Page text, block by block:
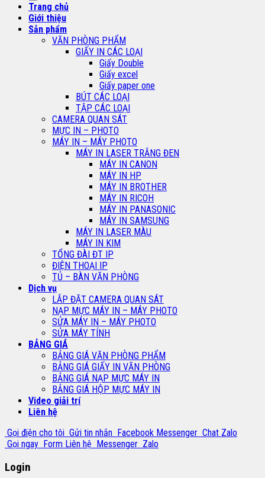
Trang chủ
Giới thiệu
Sản phẩm
VĂN PHÒNG PHẨM
GIẤY IN CÁC LOẠI
Giấy Double
Giấy excel
Giấy paper one
BÚT CÁC LOẠI
TẬP CÁC LOẠI
CAMERA QUAN SÁT
MỰC IN – PHOTO
MÁY IN – MÁY PHOTO
MÁY IN LASER TRẮNG ĐEN
MÁY IN CANON
MÁY IN HP
MÁY IN BROTHER
MÁY IN RICOH
MÁY IN PANASONIC
MÁY IN SAMSUNG
MÁY IN LASER MÀU
MÁY IN KIM
TỔNG ĐÀI ĐT IP
ĐIỆN THOẠI IP
TỦ – BÀN VĂN PHÒNG
Dịch vụ
LẮP ĐẶT CAMERA QUAN SÁT
NẠP MỰC MÁY IN – MÁY PHOTO
SỬA MÁY IN – MÁY PHOTO
SỬA MÁY TÍNH
BẢNG GIÁ
BẢNG GIÁ VĂN PHÒNG PHẨM
BẢNG GIÁ GIẤY IN VĂN PHÒNG
BẢNG GIÁ NẠP MỰC MÁY IN
BẢNG GIÁ HỘP MỰC MÁY IN
Video giải trí
Liên hệ
Gọi điện cho tôi Gửi tin nhắn Facebook Messenger Chat Zalo
Gọi ngay Form Liên hệ Messenger Zalo
Login